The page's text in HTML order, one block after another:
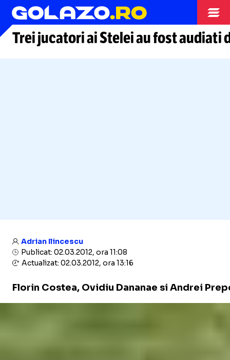
Arhiva fotbal
Trei jucatori ai Stelei au fost audiati
Adrian Ilincescu
Publicat: 02.03.2012, ora 11:08
Actualizat: 02.03.2012, ora 13:16
Florin Costea, Ovidiu Dananae si Andrei